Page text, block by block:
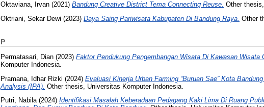
Oktaviana, Irvan (2021) Bandung Creative District Tema Connecting Reuse. Other
Oktriani, Sekar Dewi (2023) Daya Saing Pariwisata Kabupaten Di Bandung Raya. Other
P
Permatasari, Dian (2023) Faktor Pendukung Pengembangan Wisata Di Kawasan Wisata
Komputer Indonesia.
Pramana, Idhar Rizki (2024) Evaluasi Kinerja Urban Farming “Buruan Sae” Kota
Analysis (IPA). Other thesis, Universitas Komputer Indonesia.
Putri, Nabila(2024) Identifikasi Masalah Keberadaan Pedagang Kaki Lima Di Ruang